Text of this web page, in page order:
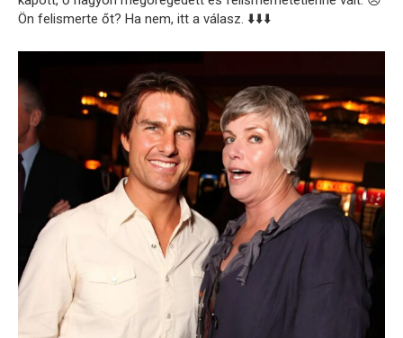
Ön felismerte őt? Ha nem, itt a válasz. ⬇️⬇️⬇️